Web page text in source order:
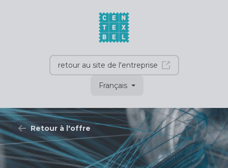
retour au site de l'entreprise
Français
Retour à l'offre